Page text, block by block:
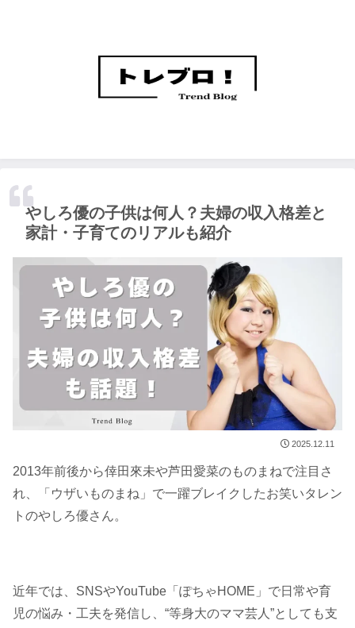
やしろ優の子供は何人？夫婦の収入格差と
家計・子育てのリアルも紹介
2025.12.11
2013年前後から倖田來未や芦田愛菜のものまねで注目さ
れ、「ウザいものまね」で一躍ブレイクしたお笑いタレン
トのやしろ優さん。
近年では、SNSやYouTube「ぽちゃHOME」で日常や育
児の悩み・工夫を発信し、“等身大のママ芸人”としても支